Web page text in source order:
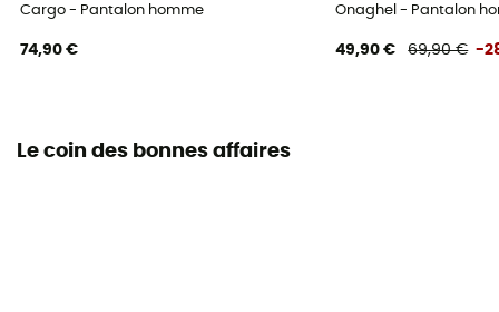
Cargo - Pantalon homme
74,90 €
Onaghel - Pantalon
49,90 € 69,90 € -
Le coin des bonnes affaires